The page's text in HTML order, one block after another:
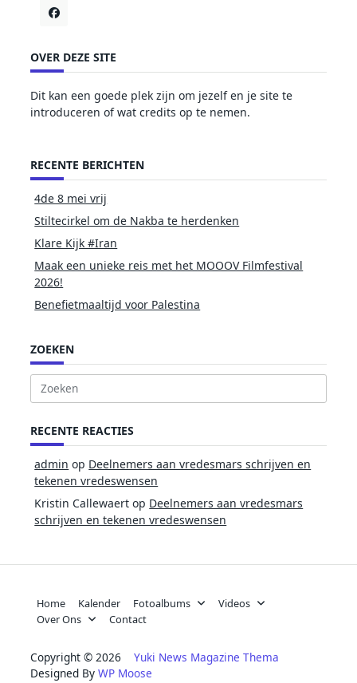
OVER DEZE SITE
Dit kan een goede plek zijn om jezelf en je site te
introduceren of wat credits op te nemen.
RECENTE BERICHTEN
4de 8 mei vrij
Stiltecirkel om de Nakba te herdenken
Klare Kijk #Iran
Maak een unieke reis met het MOOOV Filmfestival
2026!
Benefietmaaltijd voor Palestina
ZOEKEN
Zoek
RECENTE REACTIES
admin op Deelnemers aan vredesmars schrijven en
tekenen vredeswensen
Kristin Callewaert op Deelnemers aan vredesmars
schrijven en tekenen vredeswensen
Home Kalender Fotoalbums
Videos
Over Ons
Contact
Copyright © 2026 Yuki News Magazine Thema
Designed By WP Moose